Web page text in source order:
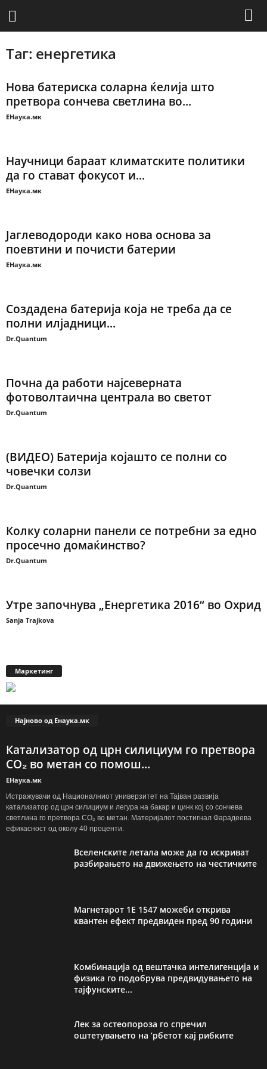
Таг: енергетика
Нова батериска соларна ќелија што
претвора сончева светлина во...
ЕНаука.мк
Научници бараат климатските политики
да го стават фокусот и...
ЕНаука.мк
Јаглеводороди како нова основа за
поевтини и почисти батерии
ЕНаука.мк
Создадена батерија која не треба да се
полни илјадници...
Dr.Quantum
Почна да работи најсеверната
фотоволтаична централа во светот
Dr.Quantum
(ВИДЕО) Батерија којашто се полни со
човечки солзи
Dr.Quantum
Колку соларни панели се потребни за едно
просечно домаќинство?
Dr.Quantum
Утре започнува „Енергетика 2016“ во Охрид
Sanja Trajkova
Маркетинг
Најново од Енаука.мк
Катализатор од црн силициум го претвора
CO₂ во метан со помош...
ЕНаука.мк
Истражувачи од Националниот универзитет на Тајван развија
катализатор од црн силициум и легура на бакар и цинк кој со сончева
светлина го претвора CO₂ во метан. Материјалот постигнал Фарадеева
ефикасност од околу 40 проценти.
Вселенските летала може да го искриват
разбирањето на движењето на честичките
Магнетарот 1E 1547 можеби открива
квантен ефект предвиден пред 90 години
Комбинација од вештачка интелигенција и
физика го подобрува предвидувањето на
тајфунските...
Лек за остеопороза го спречил
оштетувањето на ’рбетот кај рибките